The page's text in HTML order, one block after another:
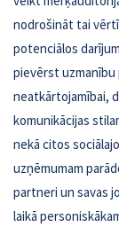
nodrošināt tai
potenciālos
pievērst uzmanību
neatkārtojamībai,
komunikācijas
nekā citos
uzņēmumam
partneri un savas
laikā